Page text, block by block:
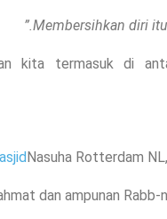
Membersihkan diri
kita termasuk di
Nasuha Rotterdam
dan ampunan Rabb-